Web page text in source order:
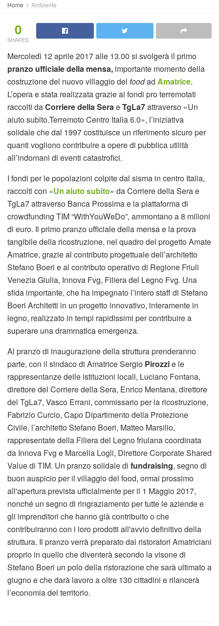
Home Ambiente
0
SHARES
Mercoledì 12 aprile 2017 alle 13.00 si svolgerà il primo
pranzo ufficiale della mensa, importante momento della
costruzione del nuovo villaggio del foodad Amatrice.
L’opera e stata realizzata grazie ai fondi pro terremotati
raccolti daCorriere della SeraeTgLa7attraverso «Un
aiuto subito.Terremoto Centro Italia 6.0», l’iniziativa
solidale che dal 1997 costituisce un riferimento sicuro per
quanti vogliono contribuire a opere di pubblica utilità
all’indomani di eventi catastrofici.
I fondi per le popolazioni colpite dal sisma in centro Italia,
raccolti con «Un aiuto subito» da Corriere della Sera e
TgLa7 attraverso Banca Prossima e la piattaforma di
crowdfunding TIM “WithYouWeDo”, ammontano a 8 milioni
di euro. Il primo pranzo ufficiale della mensa e la prova
tangibile della ricostruzione, nel quadro del progetto Amate
Amatrice, grazie al contributo progettuale dell’architetto
Stefano Boeri e al contributo operativo di Regione Friuli
Venezia Giulia, Innova Fvg, Filiera del Legno Fvg. Una
sfida importante, che ha impegnato l’intero staff di Stefano
Boeri Architetti in un progetto innovativo, interamente in
legno, realizzato in tempi rapidissimi per contribuire a
superare una drammatica emergenza.
Al pranzo di inaugurazione della struttura prenderanno
parte, con il sindaco di Amatrice Sergio Pirozzie le
rappresentanze delle istituzioni locali, Luciano Fontana,
direttore del Corriere della Sera, Enrico Mentana, direttore
del TgLa7, Vasco Errani, commissario per la ricostruzione,
Fabrizio Curcio, Capo Dipartimento della Protezione
Civile, l’architetto Stefano Boeri, Matteo Marsilio,
rappresentate della Filiera del Legno friulana coordinata
da Innova Fvg e Marcella Logli, Direttore Corporate Shared
Value di TIM. Un pranzo solidale di fundraising, segno di
buon auspicio per il villaggio del food, ormai prossimo
all'apertura prevista ufficialmente per il 1 Maggio 2017,
nonché un segno di ringraziamento per tutte le aziende e
gli imprenditori che hanno già contribuito o che
contribuiranno con i loro prodotti all'avvio definitivo della
struttura. Il pranzo verrà preparato dai ristoratori Amatriciani
proprio in quello che diventerà secondo la visone di
Stefano Boeri un polo della ristorazione che sarà ultimato a
giugno e che darà lavoro a oltre 130 cittadini e rilancerà
l’economia del territorio.